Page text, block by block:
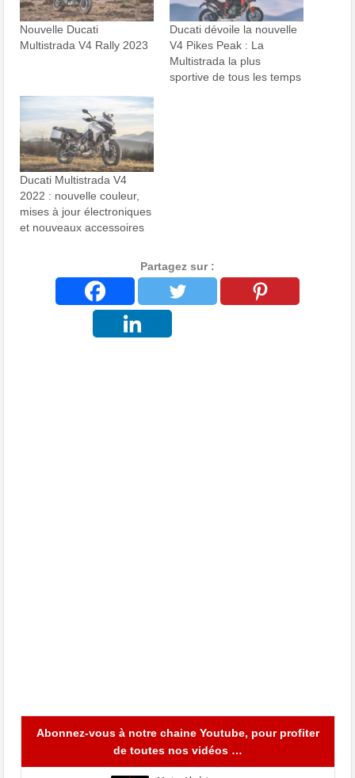
Nouvelle Ducati
Multistrada V4 Rally 2023
Ducati dévoile la nouvelle
V4 Pikes Peak : La
Multistrada la plus
sportive de tous les temps
Ducati Multistrada V4
2022 : nouvelle couleur,
mises à jour électroniques
et nouveaux accessoires
Partagez sur :
Abonnez-vous à notre chaine Youtube, pour profiter
de toutes nos vidéos …